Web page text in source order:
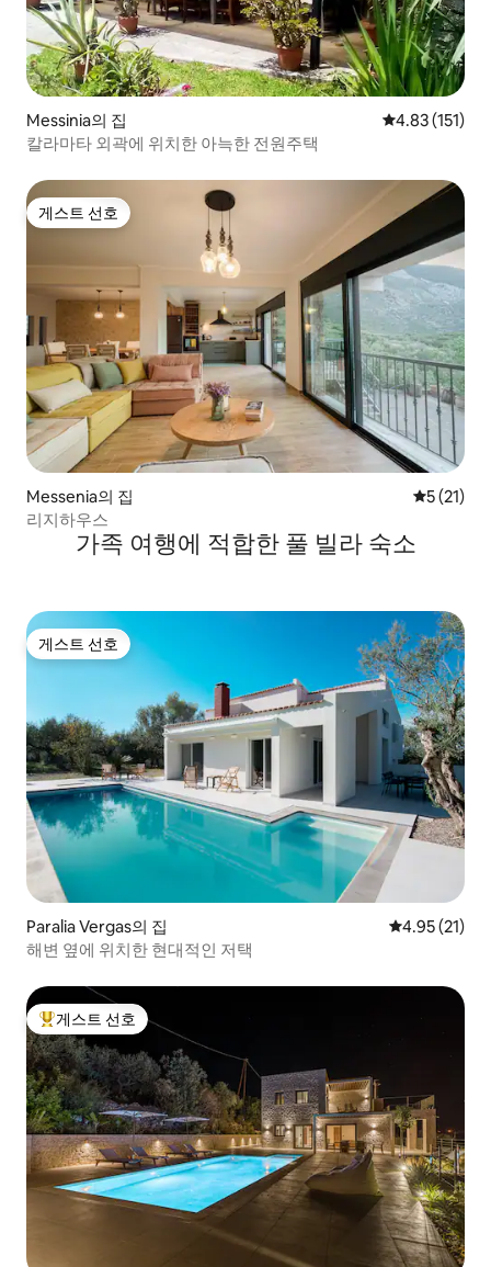
Messinia의 집 평점 4.83점(5
4.83 (151)
칼라마타 외곽에 위치한 아늑한 전원주택
게스트 선호
게스트 선호
Messenia의 집 평점 5점
5 (21)
리지하우스
가족 여행에 적합한 풀 빌라 숙소
게스트 선호
게스트 선호
Paralia Vergas의 집 평점 4.95점
4.95 (21)
해변 옆에 위치한 현대적인 저택
상위 게스트 선호
게스트 선호